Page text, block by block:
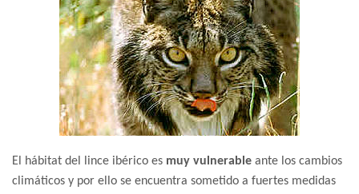
El hábitat del lince ibérico es muy vulnerable ante los cambios
climáticos y por ello se encuentra sometido a fuertes medidas